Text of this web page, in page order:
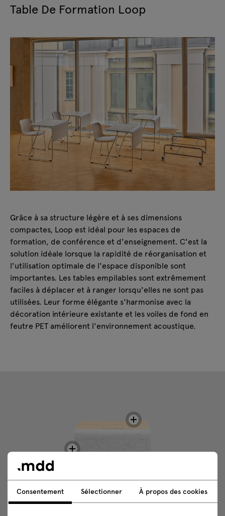
Table De Formation Loop
Grâce à sa structure légère et à ses dimensions
compactes, Loop est idéal pour les espaces de
formation, de conférence et d'enseignement. C'est la
solution idéale lorsque la rapidité de réorganisation et
l'utilisation optimale de l'espace disponible sont
importantes. Les tables empilables sont extrêmement
faciles à déplacer et à ranger lorsqu'elles ne sont pas
utilisées. Leur forme élégante s'harmonise avec la
décoration intérieure existante et les voiles de fond en
feutre PET améliorent l'environnement acoustique.
Consentement Sélectionner À propos des cookies